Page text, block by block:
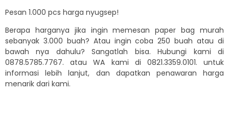
Pesan 1.000 pcs harga nyugsep!
Berapa harganya jika ingin memesan paper bag murah
sebanyak 3.000 buah? Atau ingin coba 250 buah atau di
bawah nya dahulu? Sangatlah bisa. Hubungi kami di
0878.5785.7767. atau WA kami di 0821.3359.0101. untuk
informasi lebih lanjut, dan dapatkan penawaran harga
menarik dari kami.